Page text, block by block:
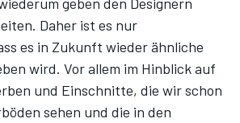
Daher ist es nur
es in Zukunft wieder ähnliche
wird. Vor allem im Hinblick auf
und Einschnitte, die wir schon
sehen und die in den